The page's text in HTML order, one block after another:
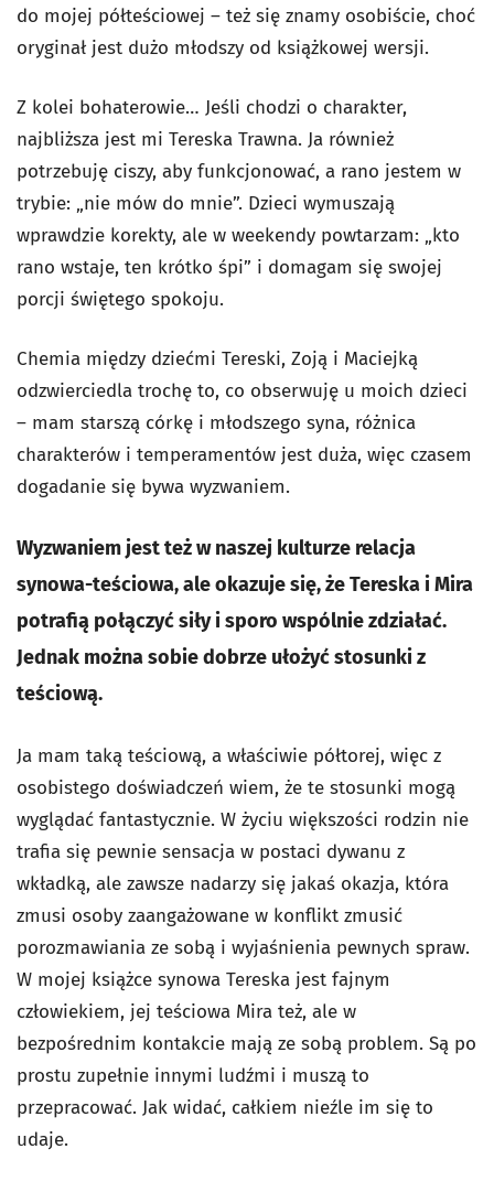
do mojej półteściowej – też się znamy osobiście, choć
oryginał jest dużo młodszy od książkowej wersji.
Z kolei bohaterowie… Jeśli chodzi o charakter,
najbliższa jest mi Tereska Trawna. Ja również
potrzebuję ciszy, aby funkcjonować, a rano jestem w
trybie: „nie mów do mnie”. Dzieci wymuszają
wprawdzie korekty, ale w weekendy powtarzam: „kto
rano wstaje, ten krótko śpi” i domagam się swojej
porcji świętego spokoju.
Chemia między dziećmi Tereski, Zoją i Maciejką
odzwierciedla trochę to, co obserwuję u moich dzieci
– mam starszą córkę i młodszego syna, różnica
charakterów i temperamentów jest duża, więc czasem
dogadanie się bywa wyzwaniem.
Wyzwaniem jest też w naszej kulturze relacja
synowa-teściowa, ale okazuje się, że Tereska i Mira
potrafią połączyć siły i sporo wspólnie zdziałać.
Jednak można sobie dobrze ułożyć stosunki z
teściową.
Ja mam taką teściową, a właściwie półtorej, więc z
osobistego doświadczeń wiem, że te stosunki mogą
wyglądać fantastycznie. W życiu większości rodzin nie
trafia się pewnie sensacja w postaci dywanu z
wkładką, ale zawsze nadarzy się jakaś okazja, która
zmusi osoby zaangażowane w konflikt zmusić
porozmawiania ze sobą i wyjaśnienia pewnych spraw.
W mojej książce synowa Tereska jest fajnym
człowiekiem, jej teściowa Mira też, ale w
bezpośrednim kontakcie mają ze sobą problem. Są po
prostu zupełnie innymi ludźmi i muszą to
przepracować. Jak widać, całkiem nieźle im się to
udaje.